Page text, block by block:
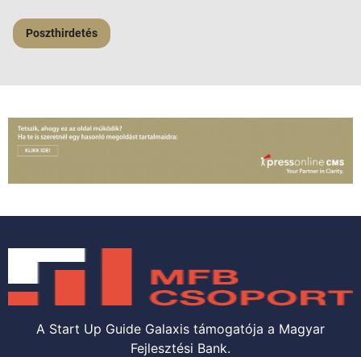
Poszthirdetés
A Start Up Guide Galaxis támogatója a Magyar
Fejlesztési Bank.